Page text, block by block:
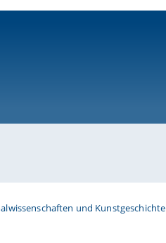
und Kunstgeschichte